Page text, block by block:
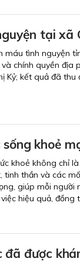
tại xã
máu tình nguyện
chính quyền
Kỷ; kết quả đã thu
khoẻ
khoẻ không chỉ
thần và các
giúp mỗi người
hiệu quả,
đã được